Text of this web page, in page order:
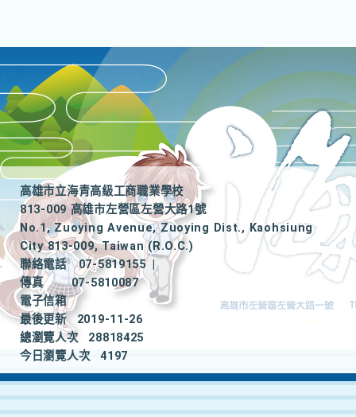
高雄市立海青高級工商職業學校
813-009 高雄市左營區左營大路1號
No.1, Zuoying Avenue, Zuoying Dist., Kaohsiung
City 813-009, Taiwan (R.O.C.)
聯絡電話
07-5819155
|
傳真
07-5810087
電子信箱
最後更新
2019-11-26
總瀏覽人次
28818425
今日瀏覽人次
4197